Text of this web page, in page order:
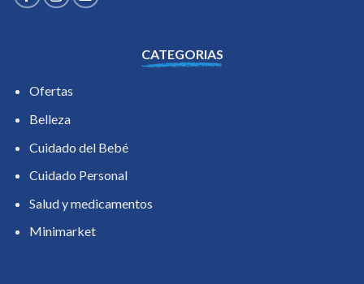
CATEGORIAS
Ofertas
Belleza
Cuidado del Bebé
Cuidado Personal
Salud y medicamentos
Minimarket